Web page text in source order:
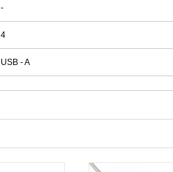
-
4
USB - A